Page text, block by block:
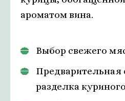
ароматом вина.
Выбор свежего
Предварительная
разделка